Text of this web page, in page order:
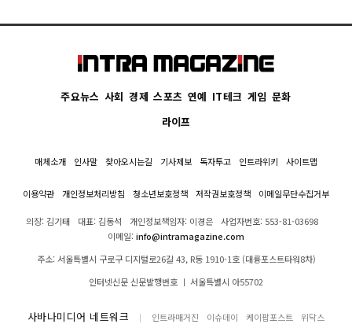
주요뉴스 사회 경제 스포츠 연예 IT테크 게임 문화
라이프
매체소개 인사말 찾아오시는길 기사제보 독자투고 인트라위키 사이트맵
이용약관 개인정보처리방침 청소년보호정책 저작권보호정책 이메일무단수집거부
의장: 김기태 대표: 김동석 개인정보책임자: 이경은
사업자번호: 553-81-03698
이메일:info@intramagazine.com
주소: 서울특별시 구로구 디지털로26길 43, R동 1910-1호 (대륭포스트타워8차)
인터넷신문 신문발행번호 ㅣ 서울특별시 아55702
사바나미디어 네트워크 인트라매거진 이슈데이 케이팝포스트 위닥스